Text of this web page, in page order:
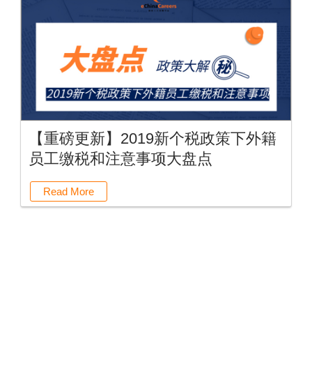
【重磅更新】2019新个税政策下外籍
员工缴税和注意事项大盘点
Read More